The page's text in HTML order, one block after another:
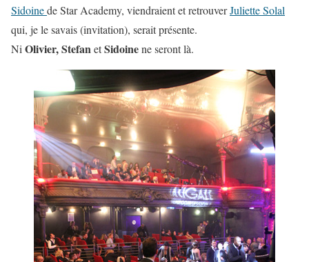
Sidoinede Star Academy, viendraient et retrouverJuliette Solal
qui, je le savais (invitation), serait présente.
Ni Olivier, StefanetSidoinene seront là.